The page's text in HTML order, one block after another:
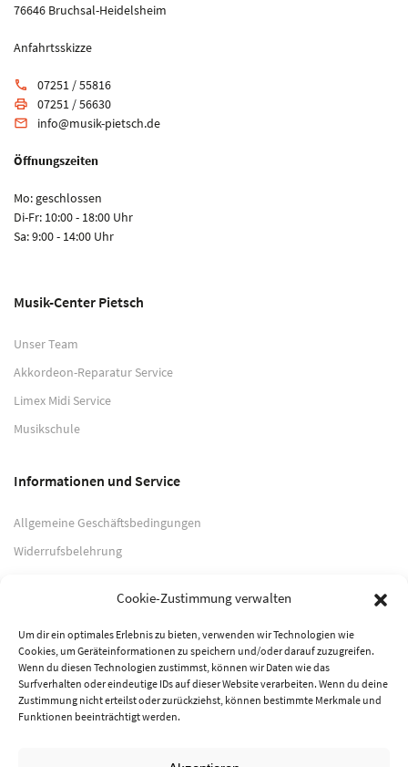
Cookie-Zustimmung verwalten
Um dir ein optimales Erlebnis zu bieten, verwenden wir Technologien wie
Cookies, um Geräteinformationen zu speichern und/oder darauf zuzugreifen.
Wenn du diesen Technologien zustimmst, können wir Daten wie das
Surfverhalten oder eindeutige IDs auf dieser Website verarbeiten. Wenn du deine
Zustimmung nicht erteilst oder zurückziehst, können bestimmte Merkmale und
Funktionen beeinträchtigt werden.
76646 Bruchsal-Heidelsheim
Anfahrtsskizze
phone 07251 / 55816
print 07251 / 56630
email info@musik-pietsch.de
Öffnungszeiten
Mo: geschlossen
Di-Fr: 10:00 - 18:00 Uhr
Sa: 9:00 - 14:00 Uhr
Musik-Center Pietsch
Unser Team
Akkordeon-Reparatur Service
Limex Midi Service
Musikschule
Informationen und Service
Allgemeine Geschäftsbedingungen
Widerrufsbelehrung
Datenschutzerklärung
Zahlungsarten
PayPal